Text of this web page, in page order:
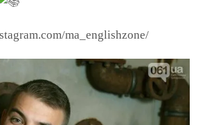
ma_englishzone/